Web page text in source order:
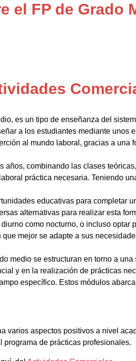
el FP de Grado
es un tipo de enseñanza del
a los estudiantes mediante
al mundo laboral, gracias a
años, combinando las clases
práctica necesaria. Teniendo
educativas para completar
alternativas para realizar esta
como nocturno, o incluso
mejor se adapte a sus
medio se estructuran en torno a
y en la realización de prácticas
específico. Estos módulos
varios aspectos positivos a nivel
de prácticas profesionales.